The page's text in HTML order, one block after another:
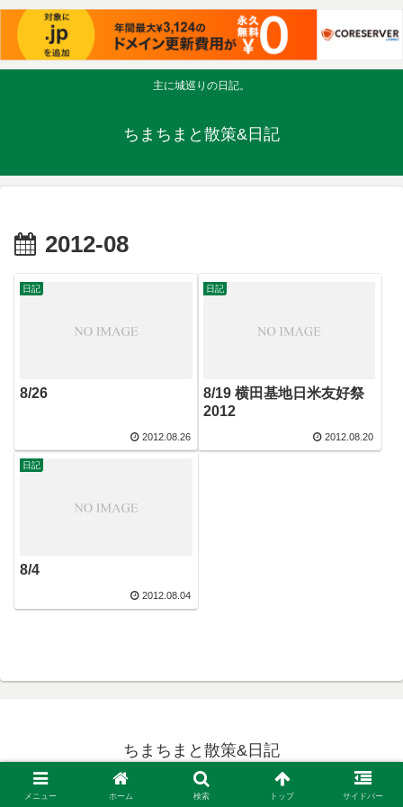
主に城巡りの日記。
ちまちまと散策&日記
2012-08
日記
8/26
2012.08.26
日記
8/19 横田基地日米友好祭
2012
2012.08.20
日記
8/4
2012.08.04
ちまちまと散策&日記
© 2005 ちまちまと散策&日記.
メニュー ホーム 検索 トップ サイドバー